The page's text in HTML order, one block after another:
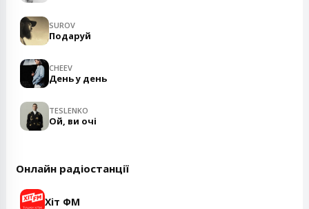
SUROV
Подаруй
CHEEV
День у день
TESLENKO
Ой, ви очі
Онлайн радіостанції
Хіт ФМ